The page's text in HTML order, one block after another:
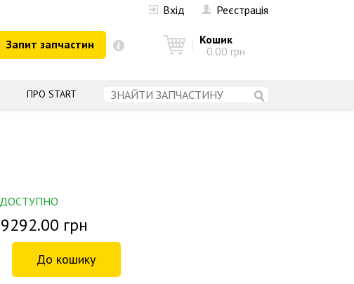
Вхід
Реєстрація
Запит запчастин
Кошик
0.00 грн
ПРО START
ДОСТУПНО
9292.00 грн